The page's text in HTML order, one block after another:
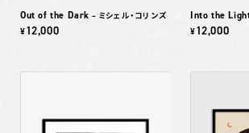
Out of the Dark – ミシェル・コリンズ
¥12,000
Into the
¥12,000